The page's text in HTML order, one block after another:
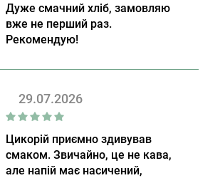
Дуже смачний хліб, замовляю
вже не перший раз.
Рекомендую!
29.07.2026
Цикорій приємно здивував
смаком. Звичайно, це не кава,
але напій має насичений,